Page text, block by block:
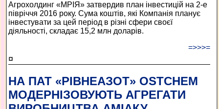
Агрохолдинг «МРІЯ» затвердив план інвестицій на 2-е
півріччя 2016 року. Сума коштів, які Компанія планує
інвестувати за цей період в різні сфери своєї
діяльності, складає 15,2 млн доларів.
=>>>=
¤
НА ПАТ «РІВНЕАЗОТ» OSTCHEM
МОДЕРНІЗОВУЮТЬ АГРЕГАТИ